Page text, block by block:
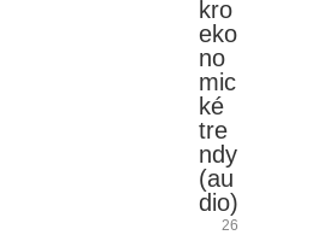
kro
eko
no
mic
ké
tre
ndy
(au
dio)
26